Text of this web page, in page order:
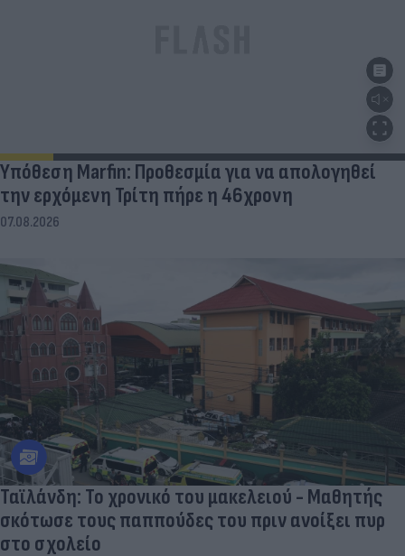
Υπόθεση Marfin: Προθεσμία για να απολογηθεί
την ερχόμενη Τρίτη πήρε η 46χρονη
07.08.2026
Ταϊλάνδη: Το χρονικό του μακελειού - Μαθητής
σκότωσε τους παππούδες του πριν ανοίξει πυρ
στο σχολείο